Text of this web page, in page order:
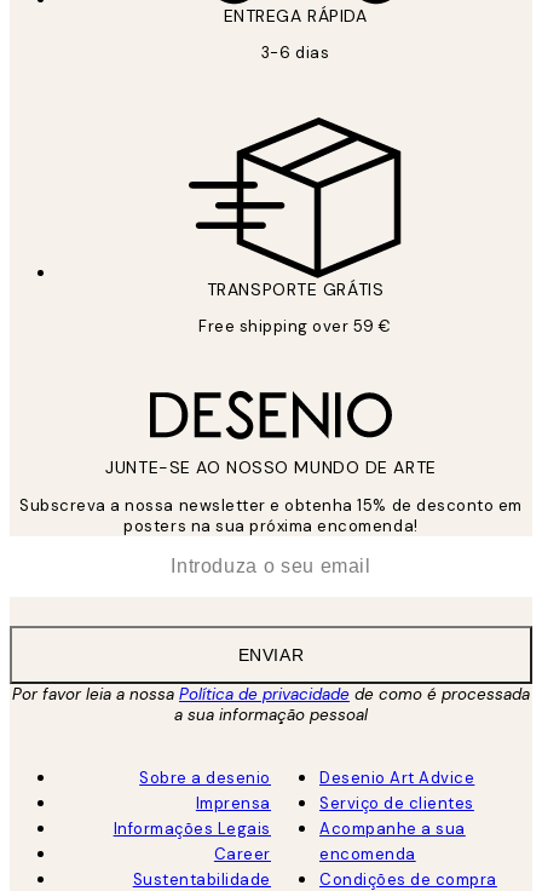
ENTREGA RÁPIDA
3-6 dias
TRANSPORTE GRÁTIS
Free shipping over 59 €
JUNTE-SE AO NOSSO MUNDO DE ARTE
Subscreva a nossa newsletter e obtenha 15% de desconto em
posters na sua próxima encomenda!
ENVIAR
Por favor leia a nossa Política de privacidade de como é processada
a sua informação pessoal
Sobre a desenio
Imprensa
Informações Legais
Career
Sustentabilidade
Desenio Art Advice
Serviço de clientes
Acompanhe a sua
encomenda
Condições de compra